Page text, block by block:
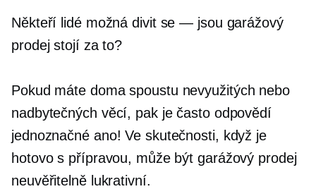
Někteří lidé možnádivit se — jsou garážový
prodej stojí za to?
Pokud máte doma spoustu nevyužitých nebo
nadbytečných věcí, pak je často odpovědí
jednoznačné ano! Ve skutečnosti, když je
hotovo s přípravou, může být garážový prodej
neuvěřitelně lukrativní.